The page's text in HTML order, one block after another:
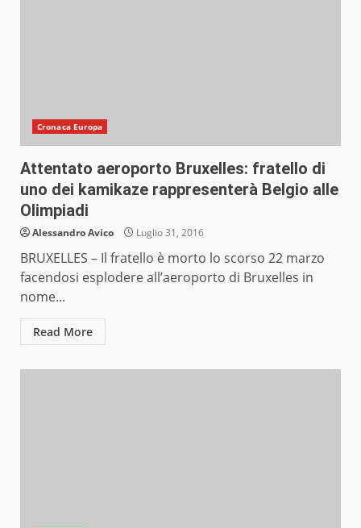
Cronaca Europa
Attentato aeroporto Bruxelles: fratello di
uno dei kamikaze rappresenterà Belgio alle
Olimpiadi
Alessandro Avico Luglio 31, 2016
BRUXELLES – Il fratello è morto lo scorso 22 marzo
facendosi esplodere all’aeroporto di Bruxelles in
nome...
Read More